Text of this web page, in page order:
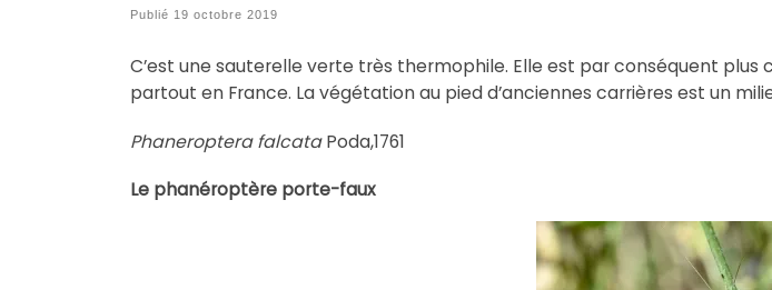
Publié 19 octobre 2019
C’est une sauterelle verte très thermophile. Elle est par conséquent
partout en France. La végétation au pied d’anciennes carrières est un
Phaneroptera falcataPoda,1761
Le phanéroptère porte-faux